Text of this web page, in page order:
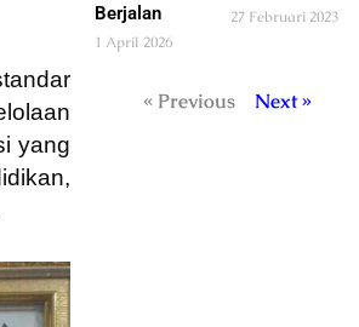
yang
Berjalan
1 April 2026
27 Februari 2023
« Previous Next »